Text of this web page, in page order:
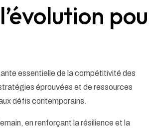
essentielle de la compétitivité des
éprouvées et de ressources
défis contemporains.
en renforçant la résilience et la